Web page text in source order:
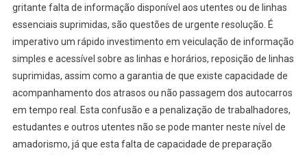
gritante falta de informação disponível aos utentes ou de linhas
essenciais suprimidas, são questões de urgente resolução. É
imperativo um rápido investimento em veiculação de informação
simples e acessível sobre as linhas e horários, reposição de linhas
suprimidas, assim como a garantia de que existe capacidade de
acompanhamento dos atrasos ou não passagem dos autocarros
em tempo real. Esta confusão e a penalização de trabalhadores,
estudantes e outros utentes não se pode manter neste nível de
amadorismo, já que esta falta de capacidade de preparação